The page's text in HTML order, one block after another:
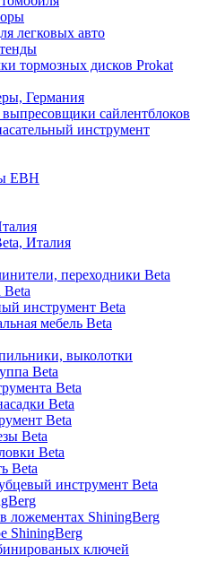
легковых авто
тормозных дисков Prokat
Германия
сайлентблоков
инструмент
EBH
Италия
переходники Beta
Beta
инструмент Beta
мебель Beta
выколотки
Beta
Beta
Beta
Beta
Beta
Beta
Beta
инструмент Beta
ложементах ShiningBerg
ShiningBerg
ключей